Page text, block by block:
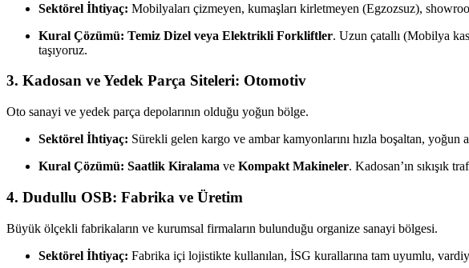
Sektörel İhtiyaç: Mobilyaları çizmeyen, kumaşları kirletmeyen (Egzozsuz),
Kural Çözümü: Temiz Dizel veya Elektrikli Forkliftler. Uzun çatallı (Mobilya
taşıyoruz.
3. Kadosan ve Yedek Parça Siteleri: Otomotiv
Oto sanayi ve yedek parça depolarının olduğu yoğun bölge.
Sektörel İhtiyaç: Sürekli gelen kargo ve ambar kamyonlarını hızla boşaltan, yoğun
Kural Çözümü: Saatlik Kiralama ve Kompakt Makineler. Kadosan’ın sıkışık
4. Dudullu OSB: Fabrika ve Üretim
Büyük ölçekli fabrikaların ve kurumsal firmaların bulunduğu organize sanayi bölgesi.
Sektörel İhtiyaç: Fabrika içi lojistikte kullanılan, İSG kurallarına tam uyumlu,